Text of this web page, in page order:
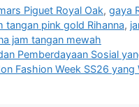
Piguet Royal Oak,gaya
tangan pink gold Rihanna,
jam tangan mewah
Pemberdayaan Sosial
Fashion Week SS26 yang